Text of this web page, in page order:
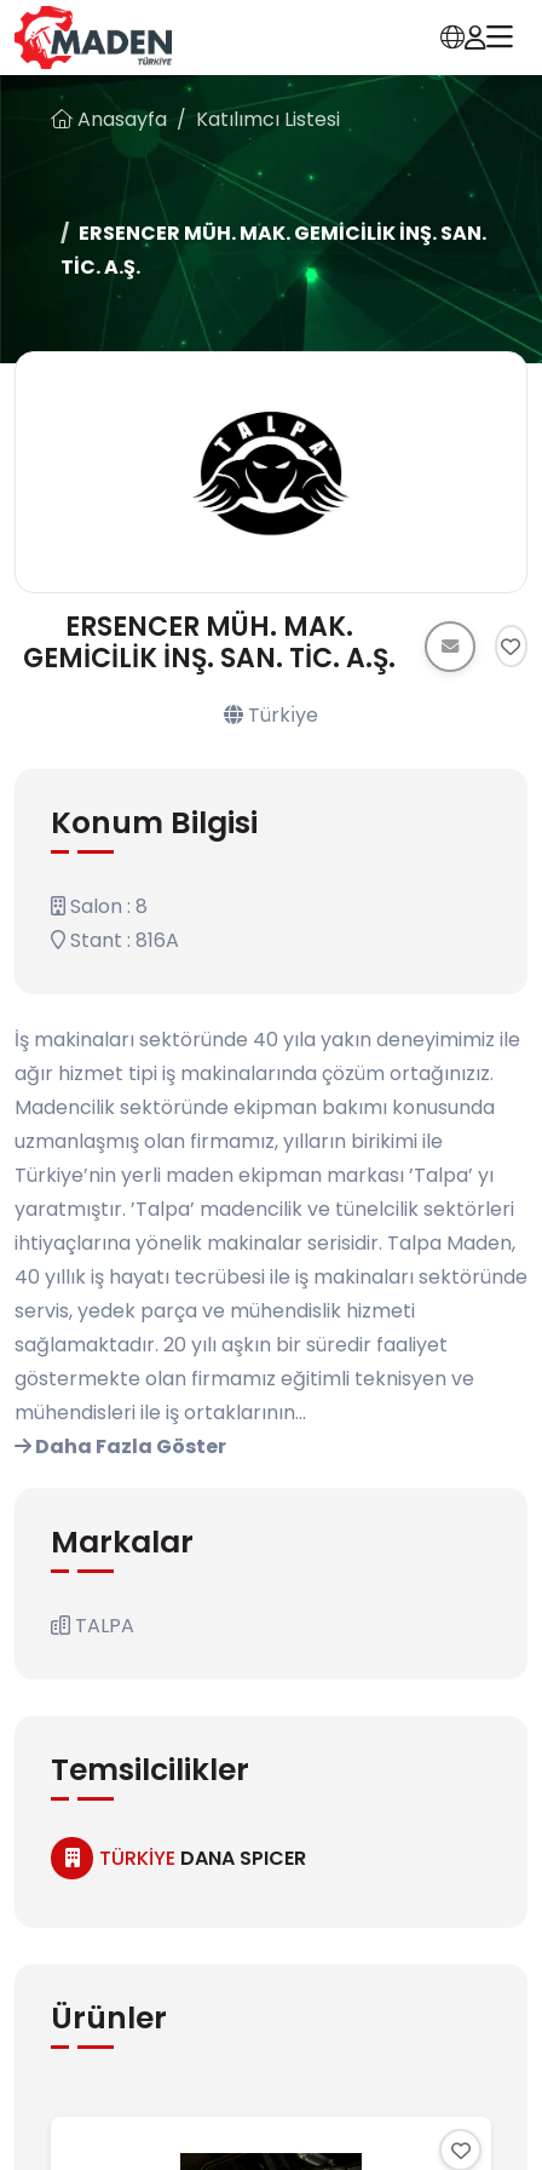
Anasayfa Katılımcı Listesi
ERSENCER MÜH. MAK. GEMİCİLİK İNŞ. SAN.
TİC. A.Ş.
ERSENCER MÜH. MAK.
GEMİCİLİK İNŞ. SAN. TİC. A.Ş.
Türkı̇ye
Konum Bilgisi
Salon : 8
Stant : 816A
İş makinaları sektöründe 40 yıla yakın deneyimimiz ile
ağır hizmet tipi iş makinalarında çözüm ortağınızız.
Madencilik sektöründe ekipman bakımı konusunda
uzmanlaşmış olan firmamız, yılların birikimi ile
Türkiye’nin yerli maden ekipman markası ’Talpa’ yı
yaratmıştır. ’Talpa’ madencilik ve tünelcilik sektörleri
ihtiyaçlarına yönelik makinalar serisidir. Talpa Maden,
40 yıllık iş hayatı tecrübesi ile iş makinaları sektöründe
servis, yedek parça ve mühendislik hizmeti
sağlamaktadır. 20 yılı aşkın bir süredir faaliyet
göstermekte olan firmamız eğitimli teknisyen ve
mühendisleri ile iş ortaklarının...
Daha Fazla Göster
Markalar
TALPA
Temsilcilikler
TÜRKİYE DANA SPICER
Ürünler